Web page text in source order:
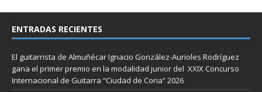
ENTRADAS RECIENTES
El guitarrista de Almuñécar Ignacio González-Aurioles Rodríguez
gana el primer premio en la modalidad junior del XXIX Concurso
Internacional de Guitarra “Ciudad de Coria” 2026